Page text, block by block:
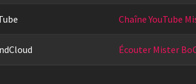
Chaîne YouTube
Écouter Mister